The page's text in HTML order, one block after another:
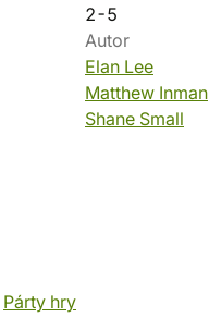
2-5
Autor
Elan Lee
Matthew Inman
Shane Small
Párty hry